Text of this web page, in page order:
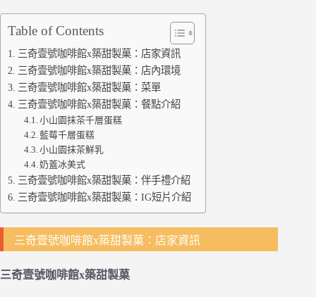
Table of Contents
三奇壹號咖啡館x築甜製菓：店家資訊
三奇壹號咖啡館x築甜製菓：店內環境
三奇壹號咖啡館x築甜製菓：菜單
三奇壹號咖啡館x築甜製菓：餐點介紹
小山園抹茶千層蛋糕
藍莓千層蛋糕
小山園抹茶鮮乳
奶蓋冰美式
三奇壹號咖啡館x築甜製菓：伴手禮介紹
三奇壹號咖啡館x築甜製菓：IG短片介紹
三奇壹號咖啡館x築甜製菓：店家資訊
三奇壹號咖啡館x築甜製菓